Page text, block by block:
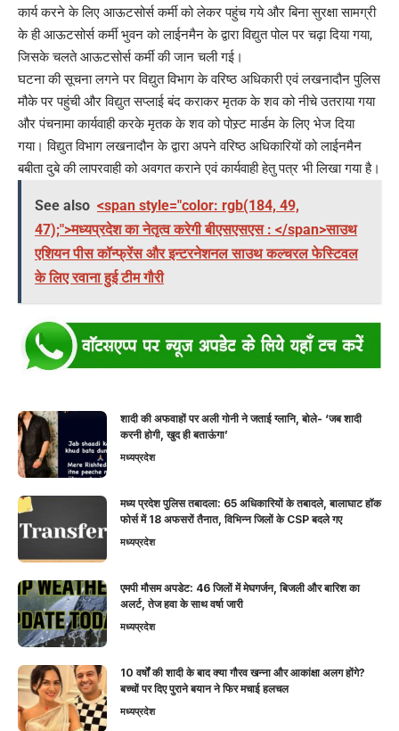
कार्य करने के लिए आऊटसोर्स कर्मी को लेकर पहुंच गये और बिना सुरक्षा सामग्री
के ही आऊटसोर्स कर्मी भुवन को लाईनमैन के द्वारा विद्युत पोल पर चढ़ा दिया गया,
जिसके चलते आऊटसोर्स कर्मी की जान चली गई।
घटना की सूचना लगने पर विद्युत विभाग के वरिष्ठ अधिकारी एवं लखनादौन पुलिस
मौके पर पहुंची और विद्युत सप्लाई बंद कराकर मृतक के शव को नीचे उतराया गया
और पंचनामा कार्यवाही करके मृतक के शव को पोस्र्ट मार्डम के लिए भेज दिया
गया। विद्युत विभाग लखनादौन के द्वारा अपने वरिष्ठ अधिकारियों को लाईनमैन
बबीता दुबे की लापरवाही को अवगत कराने एवं कार्यवाही हेतु पत्र भी लिखा गया है।
See also <span style="color: rgb(184, 49,
47);">मध्यप्रदेश का नेतृत्व करेगी बीएसएसएस : </span>साउथ
एशियन पीस कॉन्फ्रेंस और इन्टरनेशनल साउथ कल्चरल फेस्टिवल
के लिए रवाना हुई टीम गौरी
शादी की अफवाहों पर अली गोनी ने जताई ग्लानि, बोले- ‘जब शादी
करनी होगी, खुद ही बताऊंगा’
मध्यप्रदेश
मध्य प्रदेश पुलिस तबादला: 65 अधिकारियों के तबादले, बालाघाट हॉक
फोर्स में 18 अफसरों तैनात, विभिन्न जिलों के CSP बदले गए
मध्यप्रदेश
एमपी मौसम अपडेट: 46 जिलों में मेघगर्जन, बिजली और बारिश का
अलर्ट, तेज हवा के साथ वर्षा जारी
मध्यप्रदेश
10 वर्षों की शादी के बाद क्या गौरव खन्ना और आकांक्षा अलग होंगे?
बच्चों पर दिए पुराने बयान ने फिर मचाई हलचल
मध्यप्रदेश